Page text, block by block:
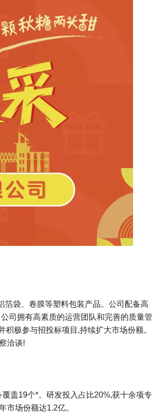
袋、卷膜等塑料包装产品。公司配备高
司拥有高素质的运营团队和完善的质量管
极参与招投标项目,持续扩大市场份额。
洽谈!
盖19个*。研发投入占比20%,获十余项专
市场份额达1.2亿。